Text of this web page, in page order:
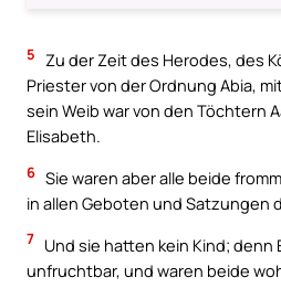
5 Zu der Zeit des Herodes, des
Priester von der Ordnung Abia,
sein Weib war von den Töchtern
Elisabeth.
6 Sie waren aber alle beide
in allen Geboten und Satzungen
7 Und sie hatten kein Kind; denn
unfruchtbar, und waren beide